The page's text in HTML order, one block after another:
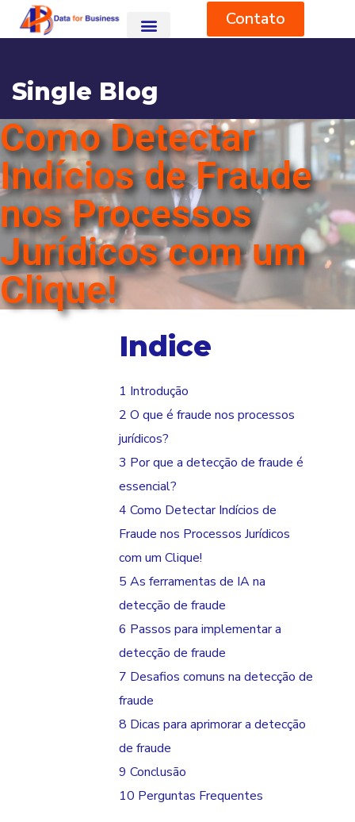
Contato
Single Blog
HOME BLOG
LEGAL ANALYSIS
COMO DETECTAR INDÍCIOS DE FRAUDE NOS PROCESSOS
JURÍDICOS COM UM CLIQUE!
Como Detectar
Indícios de Fraude
nos Processos
Jurídicos com um
Clique!
Indice
1 Introdução
2 O que é fraude nos processos
jurídicos?
3 Por que a detecção de fraude é
essencial?
4 Como Detectar Indícios de
Fraude nos Processos Jurídicos
com um Clique!
5 As ferramentas de IA na
detecção de fraude
6 Passos para implementar a
detecção de fraude
7 Desafios comuns na detecção de
fraude
8 Dicas para aprimorar a detecção
de fraude
9 Conclusão
10 Perguntas Frequentes